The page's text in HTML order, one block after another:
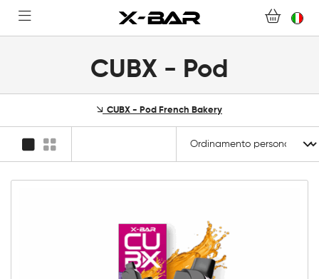
CUBX - Pod
CUBX - Pod French Bakery